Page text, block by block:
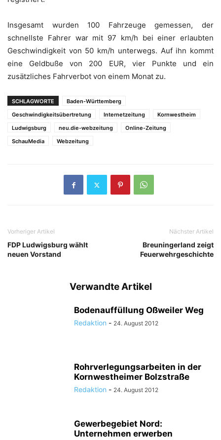
Insgesamt wurden 100 Fahrzeuge gemessen, der
schnellste Fahrer war mit 97 km/h bei einer erlaubten
Geschwindigkeit von 50 km/h unterwegs. Auf ihn kommt
eine Geldbuße von 200 EUR, vier Punkte und ein
zusätzliches Fahrverbot von einem Monat zu.
SCHLAGWORTE
Baden-Württemberg
Geschwindigkeitsübertretung
Internetzeitung
Kornwestheim
Ludwigsburg
neu.die-webzeitung
Online-Zeitung
SchauMedia
Webzeitung
Vorheriger Artikel
FDP Ludwigsburg wählt
neuen Vorstand
Nächster Artikel
Breuningerland zeigt
Feuerwehrgeschichte
Verwandte Artikel
Bodenauffüllung Oßweiler Weg
Redaktion - 24. August 2012
Rohrverlegungsarbeiten in der
Kornwestheimer Bolzstraße
Redaktion - 24. August 2012
Gewerbegebiet Nord:
Unternehmen erwerben